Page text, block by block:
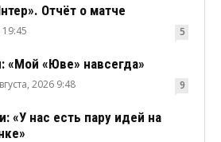
Отчёт о матче
19:45 5
«Мой «Юве» навсегда»
2026 9:48 9
«У нас есть пару идей на